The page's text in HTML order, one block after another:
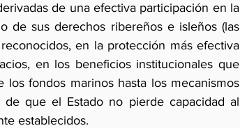
de una efectiva participación en la
de sus derechos ribereños e isleños (las
en la protección más efectiva
en los beneficios institucionales que
los fondos marinos hasta los mecanismos
que el Estado no pierde capacidad al
establecidos.